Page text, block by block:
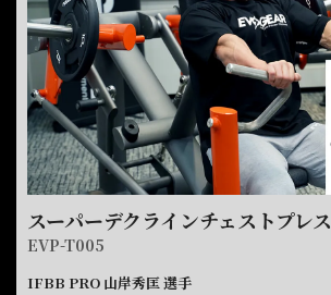
スーパーデクラインチェストプレス
EVP-T005
IFBB PRO 山岸秀匡 選手